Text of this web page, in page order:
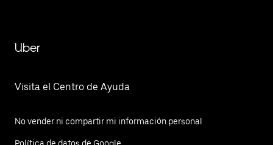
Uber
Visita el Centro de Ayuda
No vender ni compartir mi información personal